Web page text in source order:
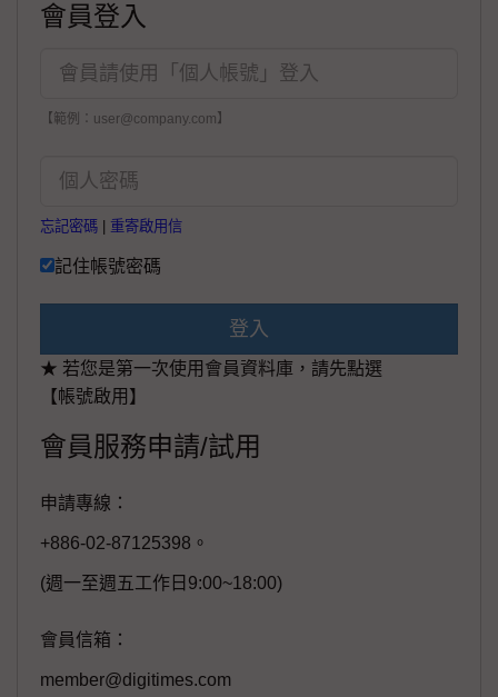
會員登入
【範例：user@company.com】
忘記密碼 重寄啟用信
記住帳號密碼
登入
★ 若您是第一次使用會員資料庫，請先點選
【帳號啟用】
會員服務申請/試用
申請專線：
+886-02-87125398。
(週一至週五工作日9:00~18:00)
會員信箱：
member@digitimes.com